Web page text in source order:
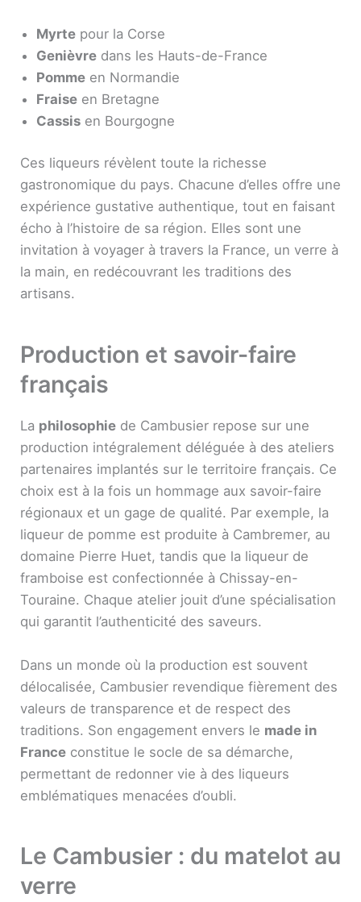
Myrte pour la Corse
Genièvre dans les Hauts-de-France
Pomme en Normandie
Fraise en Bretagne
Cassis en Bourgogne
Ces liqueurs révèlent toute la richesse
gastronomique du pays. Chacune d’elles offre une
expérience gustative authentique, tout en faisant
écho à l’histoire de sa région. Elles sont une
invitation à voyager à travers la France, un verre à
la main, en redécouvrant les traditions des
artisans.
Production et savoir-faire
français
La philosophie de Cambusier repose sur une
production intégralement déléguée à des ateliers
partenaires implantés sur le territoire français. Ce
choix est à la fois un hommage aux savoir-faire
régionaux et un gage de qualité. Par exemple, la
liqueur de pomme est produite à Cambremer, au
domaine Pierre Huet, tandis que la liqueur de
framboise est confectionnée à Chissay-en-
Touraine. Chaque atelier jouit d’une spécialisation
qui garantit l’authenticité des saveurs.
Dans un monde où la production est souvent
délocalisée, Cambusier revendique fièrement des
valeurs de transparence et de respect des
traditions. Son engagement envers le made in
France constitue le socle de sa démarche,
permettant de redonner vie à des liqueurs
emblématiques menacées d’oubli.
Le Cambusier : du matelot au
verre